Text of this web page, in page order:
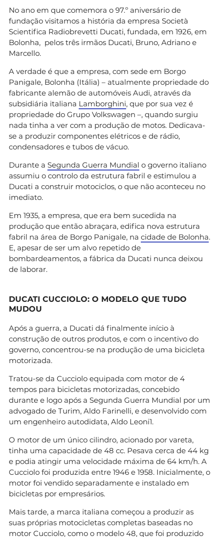
No ano em que comemora o 97.º aniversário de
fundação visitamos a história da empresa Società
Scientifica Radiobrevetti Ducati, fundada, em 1926, em
Bolonha, pelos três irmãos Ducati, Bruno, Adriano e
Marcello.
A verdade é que a empresa, com sede em Borgo
Panigale, Bolonha (Itália) – atualmente propriedade do
fabricante alemão de automóveis Audi, através da
subsidiária italiana Lamborghini, que por sua vez é
propriedade do Grupo Volkswagen –, quando surgiu
nada tinha a ver com a produção de motos. Dedicava-
se a produzir componentes elétricos e de rádio,
condensadores e tubos de vácuo.
Durante a Segunda Guerra Mundial o governo italiano
assumiu o controlo da estrutura fabril e estimulou a
Ducati a construir motociclos, o que não aconteceu no
imediato.
Em 1935, a empresa, que era bem sucedida na
produção que então abraçara, edifica nova estrutura
fabril na área de Borgo Panigale, na cidade de Bolonha.
E, apesar de ser um alvo repetido de
bombardeamentos, a fábrica da Ducati nunca deixou
de laborar.
DUCATI CUCCIOLO: O MODELO QUE TUDO
MUDOU
Após a guerra, a Ducati dá finalmente início à
construção de outros produtos, e com o incentivo do
governo, concentrou-se na produção de uma bicicleta
motorizada.
Tratou-se da Cucciolo equipada com motor de 4
tempos para bicicletas motorizadas, concebido
durante e logo após a Segunda Guerra Mundial por um
advogado de Turim, Aldo Farinelli, e desenvolvido com
um engenheiro autodidata, Aldo Leoni1.
O motor de um único cilindro, acionado por vareta,
tinha uma capacidade de 48 cc. Pesava cerca de 44 kg
e podia atingir uma velocidade máxima de 64 km/h. A
Cucciolo foi produzida entre 1946 e 1958. Inicialmente, o
motor foi vendido separadamente e instalado em
bicicletas por empresários.
Mais tarde, a marca italiana começou a produzir as
suas próprias motocicletas completas baseadas no
motor Cucciolo, como o modelo 48, que foi produzido